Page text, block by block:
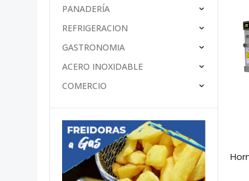
PANADERÍA
REFRIGERACION
GASTRONOMIA
ACERO INOXIDABLE
COMERCIO